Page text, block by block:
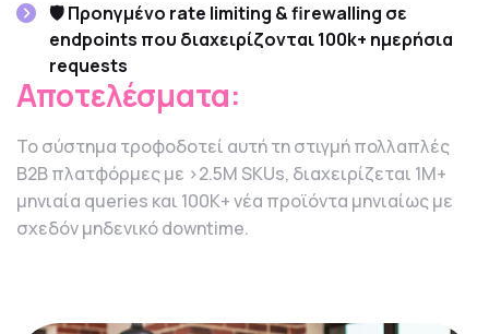
🛡️ Προηγμένο rate limiting & firewalling σε
endpoints που διαχειρίζονται 100k+ ημερήσια
requests
Αποτελέσματα:
Το σύστημα τροφοδοτεί αυτή τη στιγμή πολλαπλές
B2B πλατφόρμες με >2.5M SKUs, διαχειρίζεται 1M+
μηνιαία queries και 100K+ νέα προϊόντα μηνιαίως με
σχεδόν μηδενικό downtime.